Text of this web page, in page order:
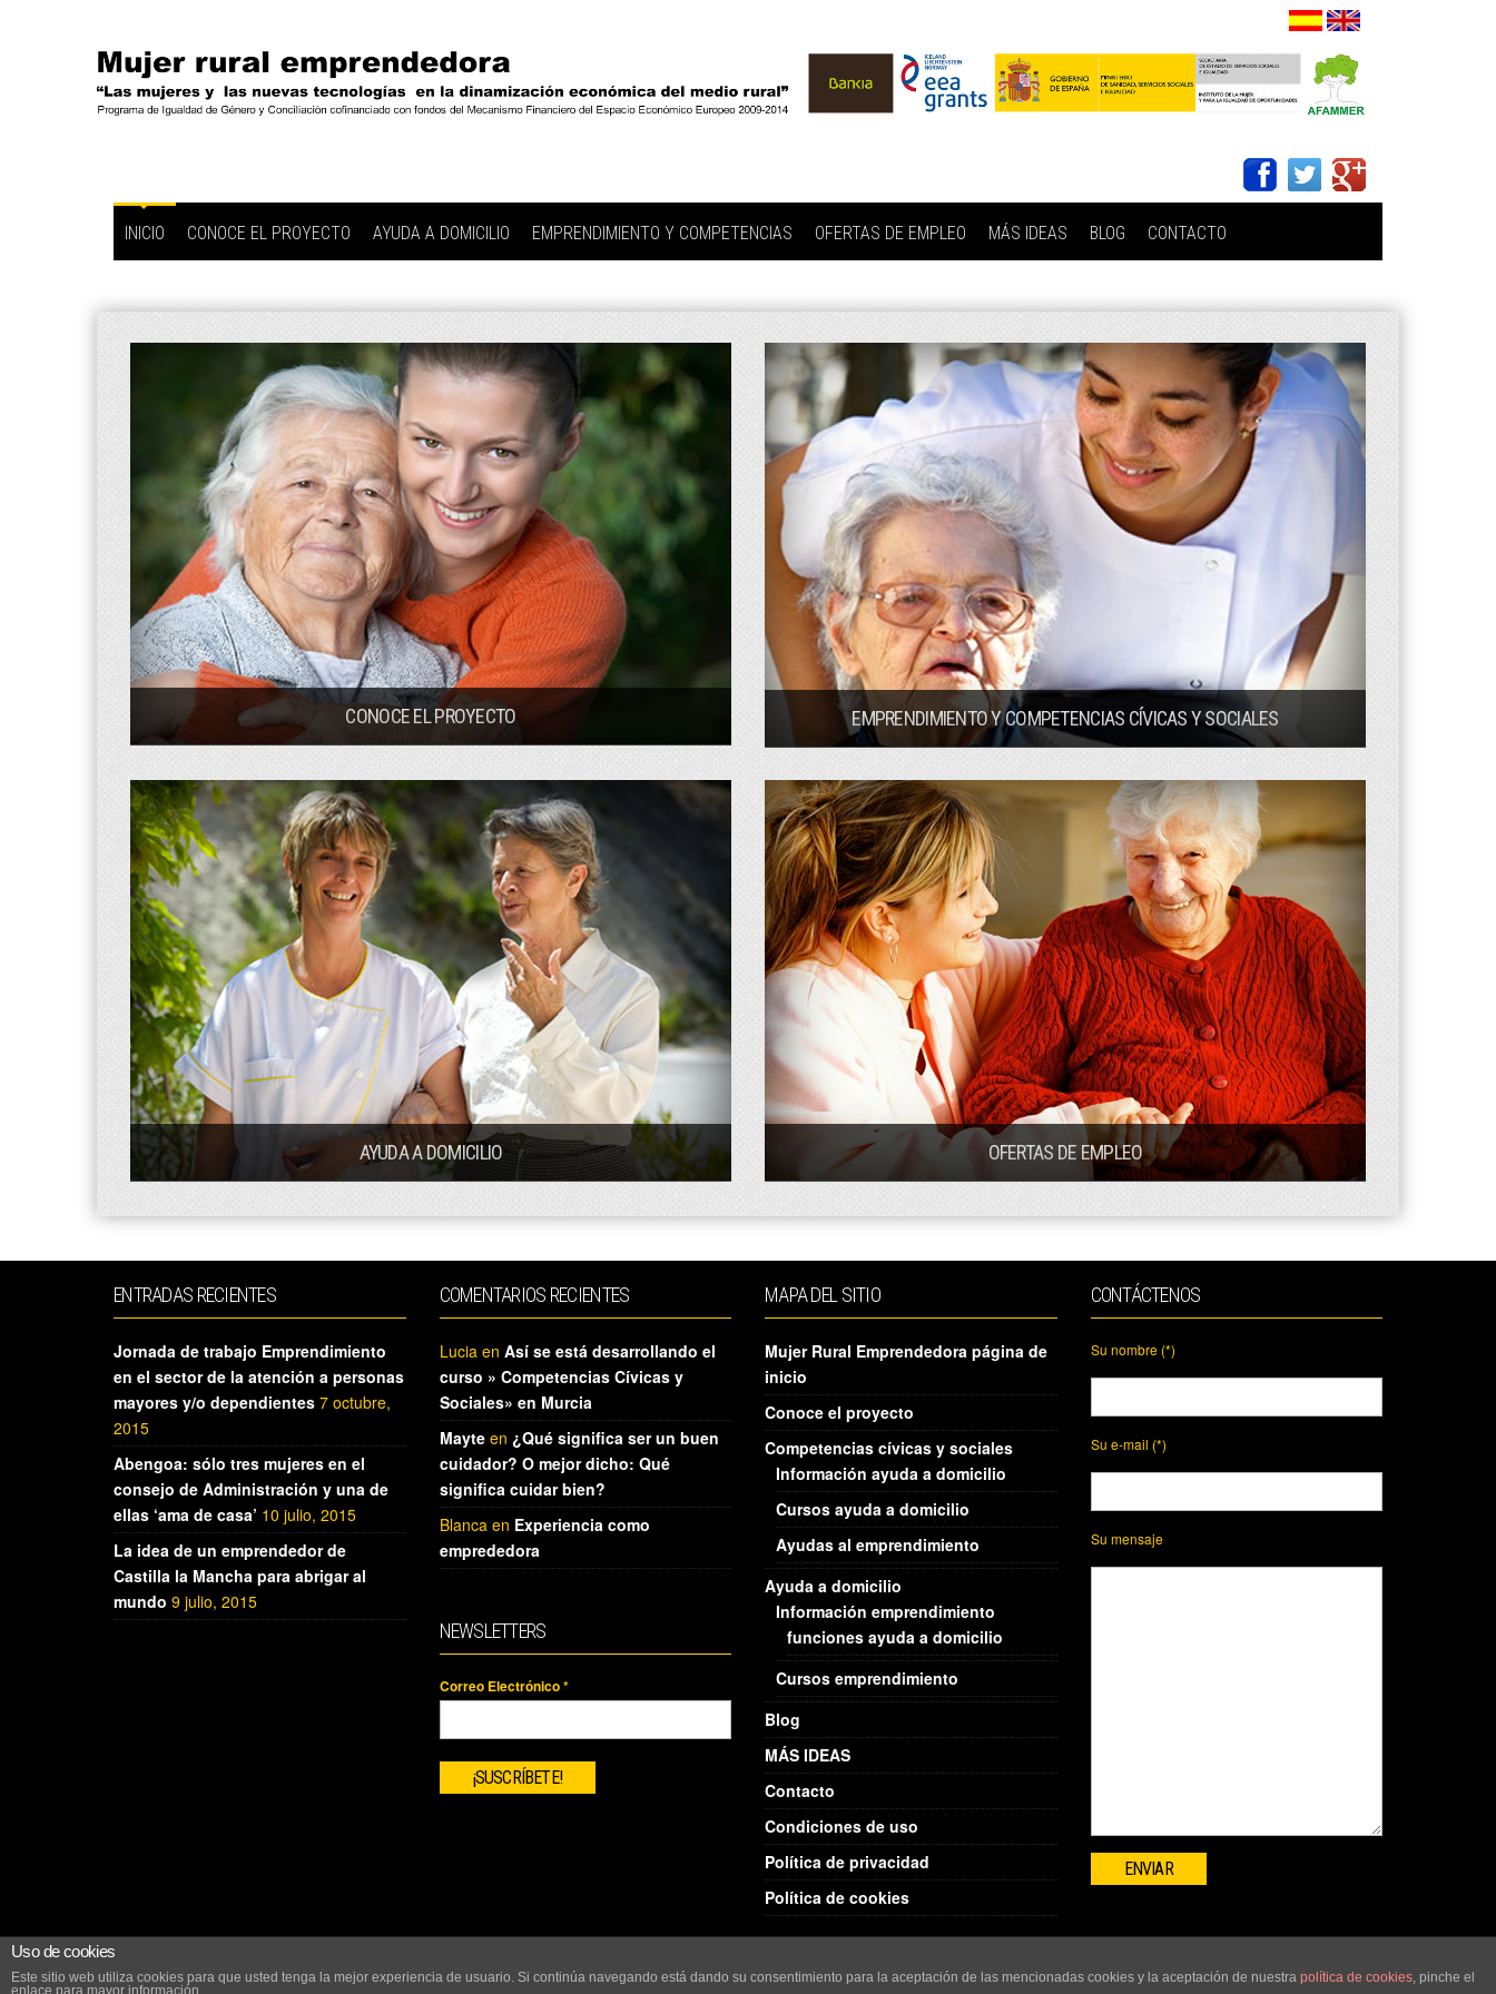
INICIO CONOCE EL PROYECTO AYUDA A DOMICILIO EMPRENDIMIENTO Y COMPETENCIAS OFERTAS DE EMPLEO MÁS IDEAS BLOG CONTACTO
CONOCE EL PROYECTO EMPRENDIMIENTO Y COMPETENCIAS CÍVICAS Y SOCIALES
AYUDA A DOMICILIO OFERTAS DE EMPLEO
ENTRADAS RECIENTES
Jornada de trabajo Emprendimiento
en el sector de la atención a personas
mayores y/o dependientes 7 octubre,
2015
Abengoa: sólo tres mujeres en el
consejo de Administración y una de
ellas ‘ama de casa’ 10 julio, 2015
La idea de un emprendedor de
Castilla la Mancha para abrigar al
mundo 9 julio, 2015
COMENTARIOS RECIENTES
Lucia en Así se está desarrollando el
curso » Competencias Cívicas y
Sociales» en Murcia
Mayteen ¿Qué significa ser un buen
cuidador? O mejor dicho: Qué
significa cuidar bien?
Blanca en Experiencia como
emprededora
NEWSLETTERS
Correo Electrónico*
MAPA DEL SITIO
Mujer Rural Emprendedora página de
inicio
Conoce el proyecto
Competencias cívicas y sociales
Información ayuda a domicilio
Cursos ayuda a domicilio
Ayudas al emprendimiento
Ayuda a domicilio
Información emprendimiento
funciones ayuda a domicilio
Cursos emprendimiento
Blog
MÁS IDEAS
Contacto
Condiciones de uso
Política de privacidad
Política de cookies
CONTÁCTENOS
Su nombre (*)
Su e-mail (*)
Su mensaje
Uso de cookies
Este sitio web utiliza cookies para que usted tenga la mejor experiencia de usuario. Si continúa navegando está dando su consentimiento para la aceptación de las mencionadas cookies y la aceptación de nuestra política de cookies, pinche el
enlace para mayor información.